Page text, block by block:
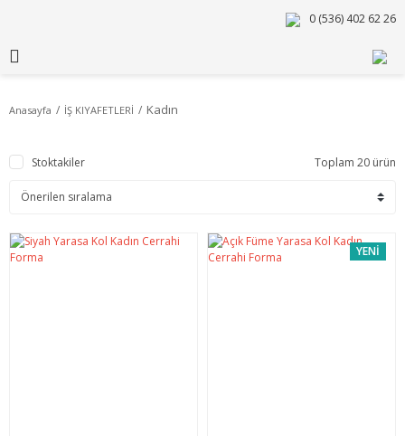
0 (536) 402 62 26
Anasayfa İŞ KIYAFETLERİ Kadın
Stoktakiler Toplam 20 ürün
YENİ